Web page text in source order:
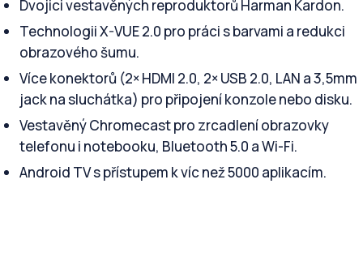
Dvojici vestavěných reproduktorů Harman Kardon.
Technologii X-VUE 2.0 pro práci s barvami a redukci
obrazového šumu.
Více konektorů (2× HDMI 2.0, 2× USB 2.0, LAN a 3,5mm
jack na sluchátka) pro připojení konzole nebo disku.
Vestavěný Chromecast pro zrcadlení obrazovky
telefonu i notebooku, Bluetooth 5.0 a Wi-Fi.
Android TV s přístupem k víc než 5000 aplikacím.